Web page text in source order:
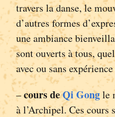
travers la danse, le
d’autres formes
une ambiance
sont ouverts à tous,
avec ou sans
–cours deQi Gongle
à l’Archipel. Ces cours